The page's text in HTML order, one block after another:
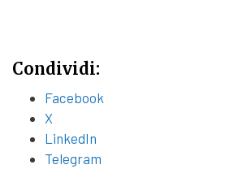
Condividi:
Facebook
X
LinkedIn
Telegram